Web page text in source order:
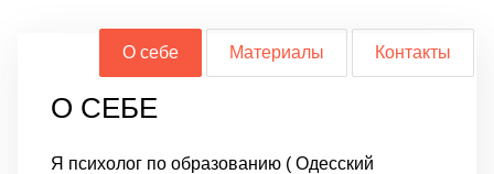
О себе Материалы Контакты
О СЕБЕ
Я психолог по образованию ( Одесский